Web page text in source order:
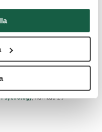
vår insiktblogg delar hon
,hämtad 29